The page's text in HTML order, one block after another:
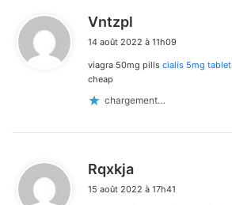
Vntzpl
t
14 août 2022 à 11h09
viagra 50mg pills cialis 5mg tablet
cheap
chargement…
Rqxkja
t
15 août 2022 à 17h41